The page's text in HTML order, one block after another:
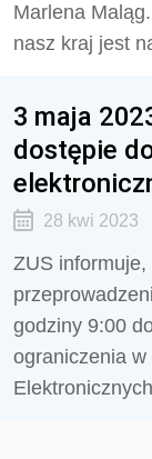
Marlena
nasz kraj jest
3 maja
dostępie
28 kwi 2023
ZUS
godziny 9:00
ograniczenia w